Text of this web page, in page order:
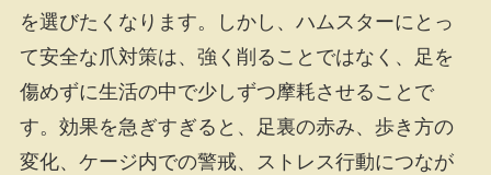
を選びたくなります。しかし、ハムスターにとっ
て安全な爪対策は、強く削ることではなく、足を
傷めずに生活の中で少しずつ摩耗させることで
す。効果を急ぎすぎると、足裏の赤み、歩き方の
変化、ケージ内での警戒、ストレス行動につなが